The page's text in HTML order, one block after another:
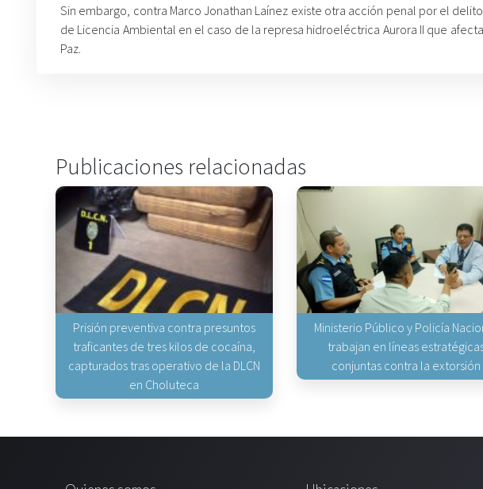
Sin embargo, contra Marco Jonathan Laínez existe otra acción penal por el
de Licencia Ambiental en el caso de la represa hidroeléctrica Aurora II que
Paz.
Publicaciones relacionadas
Prisión preventiva contra presuntos
traficantes de tres kilos de cocaína,
capturados tras operativo de la DLCN
en Choluteca
Ministerio Público y Policía
trabajan en líneas
conjuntas contra la extorsión